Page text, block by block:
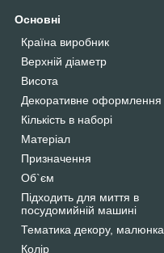
Основні
Країна виробник
Верхній діаметр
Висота
Декоративне оформлення
Кількість в наборі
Матеріал
Призначення
Об`єм
Підходить для миття в
посудомийній машині
Тематика декору, малюнка
Колір